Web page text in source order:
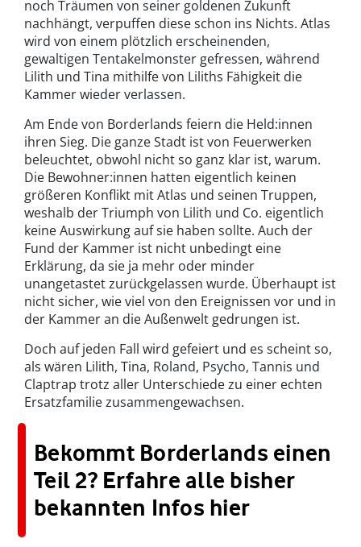
noch Träumen von seiner goldenen Zukunft
nachhängt, verpuffen diese schon ins Nichts. Atlas
wird von einem plötzlich erscheinenden,
gewaltigen Tentakelmonster gefressen, während
Lilith und Tina mithilfe von Liliths Fähigkeit die
Kammer wieder verlassen.
Am Ende von Borderlands feiern die Held:innen
ihren Sieg. Die ganze Stadt ist von Feuerwerken
beleuchtet, obwohl nicht so ganz klar ist, warum.
Die Bewohner:innen hatten eigentlich keinen
größeren Konflikt mit Atlas und seinen Truppen,
weshalb der Triumph von Lilith und Co. eigentlich
keine Auswirkung auf sie haben sollte. Auch der
Fund der Kammer ist nicht unbedingt eine
Erklärung, da sie ja mehr oder minder
unangetastet zurückgelassen wurde. Überhaupt ist
nicht sicher, wie viel von den Ereignissen vor und in
der Kammer an die Außenwelt gedrungen ist.
Doch auf jeden Fall wird gefeiert und es scheint so,
als wären Lilith, Tina, Roland, Psycho, Tannis und
Claptrap trotz aller Unterschiede zu einer echten
Ersatzfamilie zusammengewachsen.
Bekommt Borderlands einen
Teil 2? Erfahre alle bisher
bekannten Infos hier